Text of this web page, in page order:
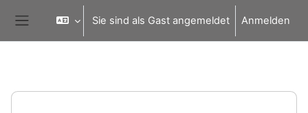
Website-Übersicht
Sie sind als Gast angemeldet Anmelden